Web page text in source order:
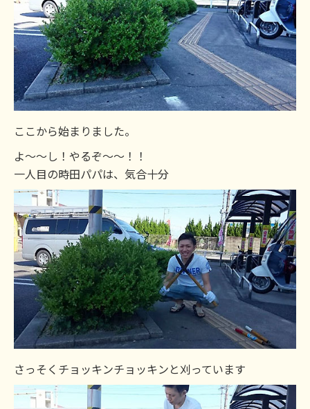
ここから始まりました。
よ～～し！やるぞ～～！！
一人目の時田パパは、気合十分
さっそくチョッキンチョッキンと刈っています